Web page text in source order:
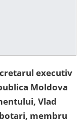
executiv
Moldova
Vlad
membru